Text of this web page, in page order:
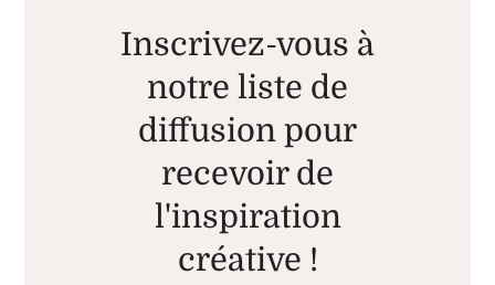
Inscrivez-vous à
notre liste de
diffusion pour
recevoir de
l'inspiration
créative !